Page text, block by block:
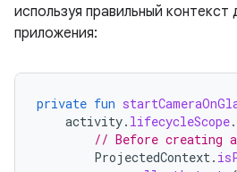
используя правильный контекст
приложения:
private fun
activity. lifecycleScope.
// Before creating
ProjectedContext.